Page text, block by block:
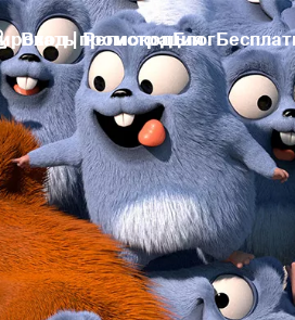
промокодБлог
Вход | Регистрация